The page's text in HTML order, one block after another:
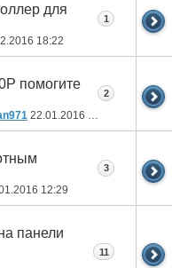
для
18:22
1
помогите
22.01.2016 01:08
2
12:29
3
панели
11